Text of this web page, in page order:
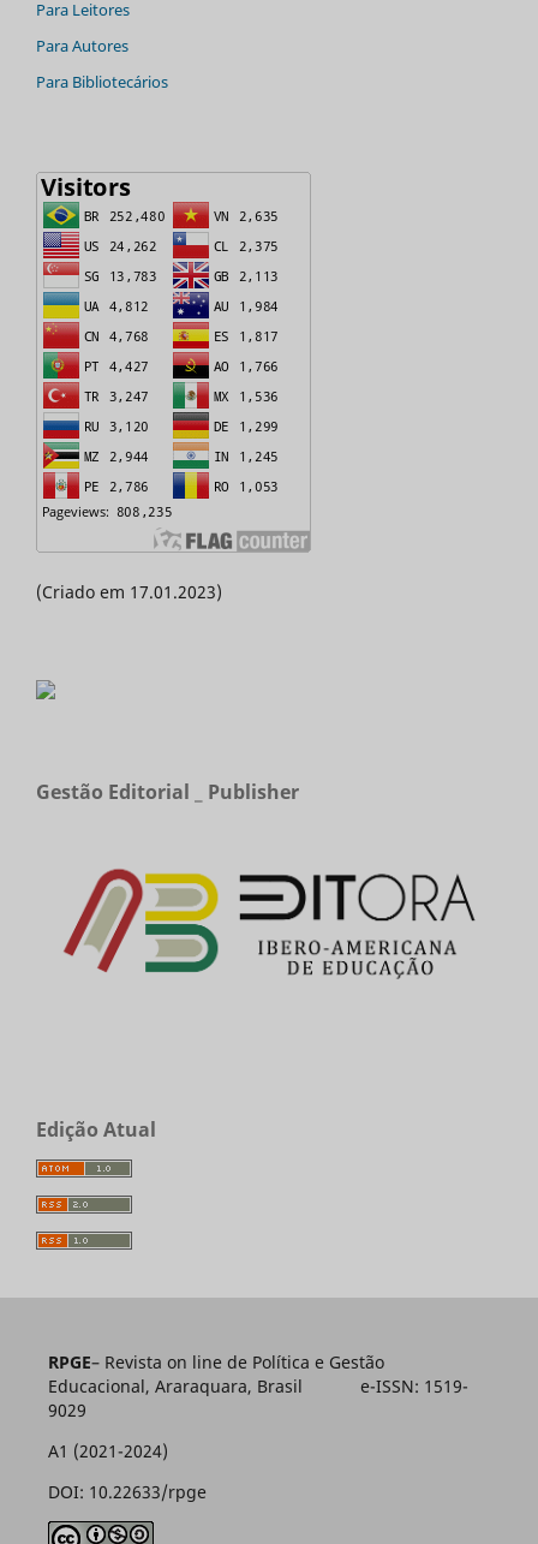
Para Leitores
Para Autores
Para Bibliotecários
(Criado em 17.01.2023)
Gestão Editorial _ Publisher
Edição Atual
RPGE– Revista on line de Política e Gestão
Educacional, Araraquara, Brasil e-ISSN: 1519-
9029
A1 (2021-2024)
DOI: 10.22633/rpge